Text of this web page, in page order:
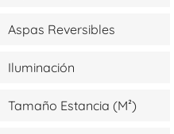
Aspas Reversibles
Iluminación
Tamaño Estancia (m²)